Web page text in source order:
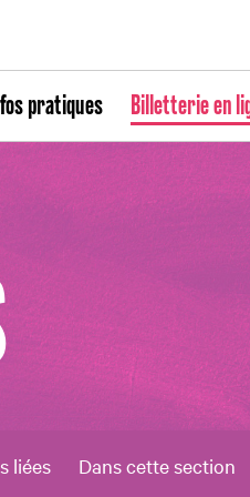
pratiques Billetterie en
liées
Dans cette section